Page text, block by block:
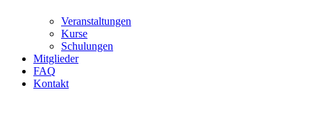
Veranstaltungen
Kurse
Schulungen
Mitglieder
FAQ
Kontakt